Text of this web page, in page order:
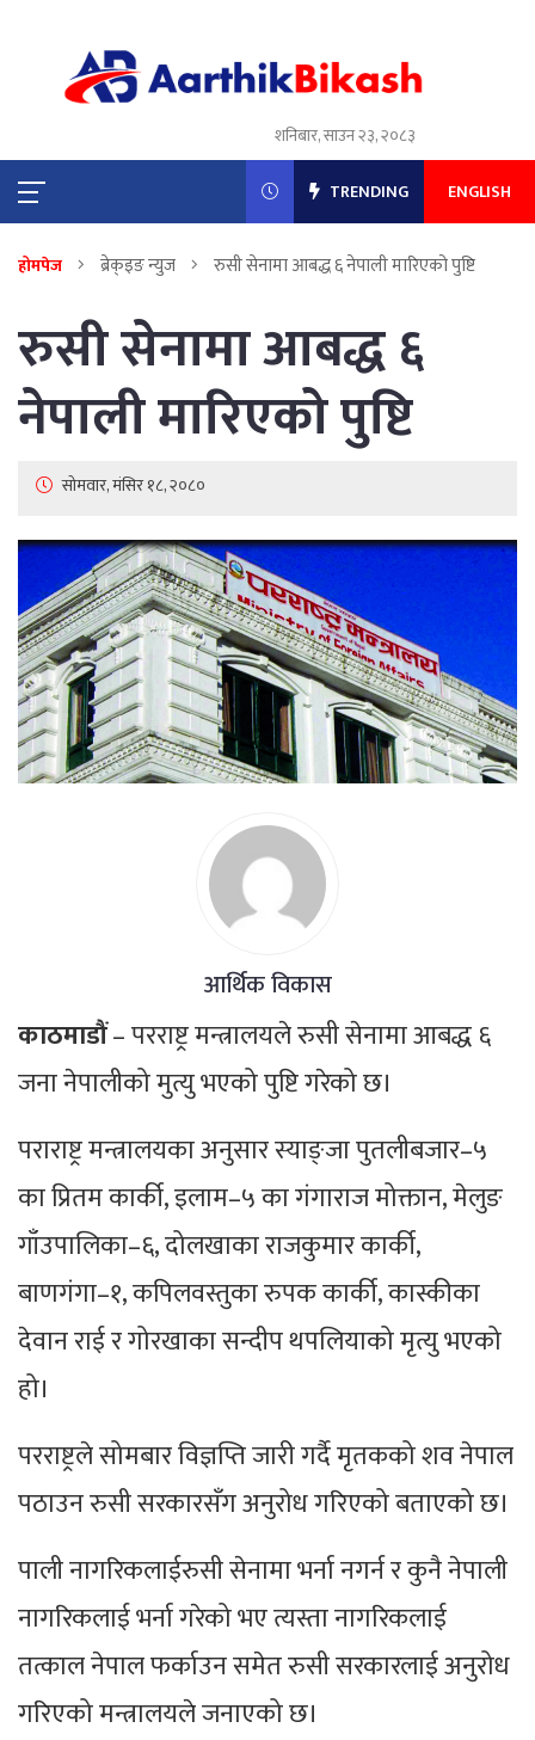
शनिबार, साउन २३, २०८३
TRENDING ENGLISH
होमपेज ब्रेक्इङ न्युज रुसी सेनामा आबद्ध ६ नेपाली मारिएको पुष्टि
रुसी सेनामा आबद्ध ६
नेपाली मारिएको पुष्टि
सोमवार, मंसिर १८, २०८०
आर्थिक विकास
काठमाडौं– परराष्ट्र मन्त्रालयले रुसी सेनामा आबद्ध ६
जना नेपालीको मुत्यु भएको पुष्टि गरेको छ।
पराराष्ट्र मन्त्रालयका अनुसार स्याङ्जा पुतलीबजार–५
का प्रितम कार्की, इलाम–५ का गंगाराज मोक्तान, मेलुङ
गाँउपालिका–६, दोलखाका राजकुमार कार्की,
बाणगंगा–१, कपिलवस्तुका रुपक कार्की, कास्कीका
देवान राई र गोरखाका सन्दीप थपलियाको मृत्यु भएको
हो।
परराष्ट्रले सोमबार विज्ञप्ति जारी गर्दै मृतकको शव नेपाल
पठाउन रुसी सरकारसँग अनुरोध गरिएको बताएको छ।
पाली नागरिकलाईरुसी सेनामा भर्ना नगर्न र कुनै नेपाली
नागरिकलाई भर्ना गरेको भए त्यस्ता नागरिकलाई
तत्काल नेपाल फर्काउन समेत रुसी सरकारलाई अनुरोध
गरिएको मन्त्रालयले जनाएको छ।